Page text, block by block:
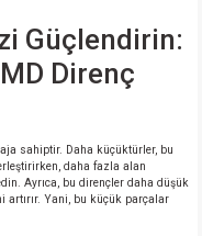
Güçlendirin:
Direnç
sahiptir. Daha küçüktürler, bu
daha fazla alan
Ayrıca, bu dirençler daha düşük
artırır. Yani, bu küçük parçalar